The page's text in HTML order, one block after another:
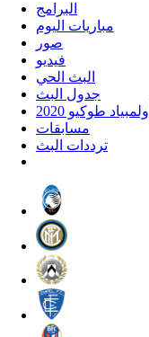
البرامج
مباريات اليوم
صور
فيديو
البث الحي
جدول البث
أولمبياد طوكيو 2020
مسابقات
ترددات البث